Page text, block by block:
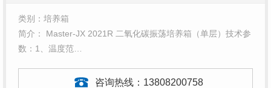
类别：培养箱
简介： Master-JX 2021R 二氧化碳振荡培养箱（单层）技术参
数：1、温度范…
咨询热线： 13808200758